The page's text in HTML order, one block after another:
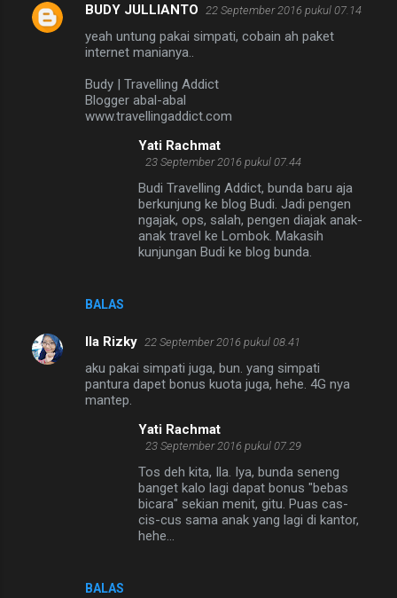
BUDY JULLIANTO 22 September 2016 pukul 07.14
yeah untung pakai simpati, cobain ah paket
internet manianya..
Budy | Travelling Addict
Blogger abal-abal
www.travellingaddict.com
BALAS
Yati Rachmat
23 September 2016 pukul 07.44
Budi Travelling Addict, bunda baru aja
berkunjung ke blog Budi. Jadi pengen
ngajak, ops, salah, pengen diajak anak-
anak travel ke Lombok. Makasih
kunjungan Budi ke blog bunda.
Ila Rizky 22 September 2016 pukul 08.41
aku pakai simpati juga, bun. yang simpati
pantura dapet bonus kuota juga, hehe. 4G nya
mantep.
BALAS
Yati Rachmat
23 September 2016 pukul 07.29
Tos deh kita, Ila. Iya, bunda seneng
banget kalo lagi dapat bonus "bebas
bicara" sekian menit, gitu. Puas cas-
cis-cus sama anak yang lagi di kantor,
hehe...